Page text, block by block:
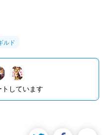
ルド
トしています